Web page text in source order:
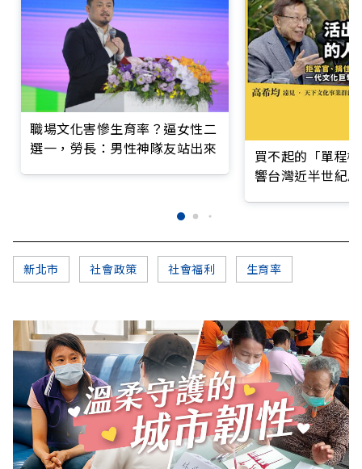
職場文化害慘生育率？逼女性二
選一，勞長：男性神隊友站出來
買不起的「單程
響台灣近半世紀
新北市 社會政策 社會福利 生育率